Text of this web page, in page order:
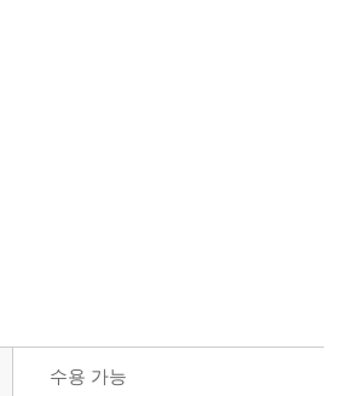
수용 가능